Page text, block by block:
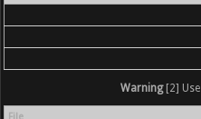
Warning[2] Use